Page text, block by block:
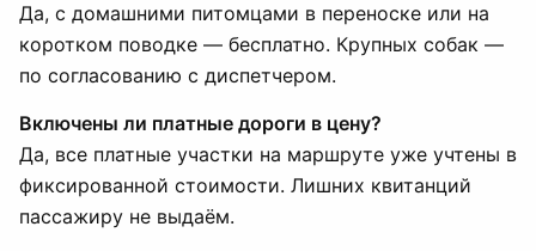
Да, с домашними питомцами в переноске или на
коротком поводке — бесплатно. Крупных собак —
по согласованию с диспетчером.
Включены ли платные дороги в цену?
Да, все платные участки на маршруте уже учтены в
фиксированной стоимости. Лишних квитанций
пассажиру не выдаём.